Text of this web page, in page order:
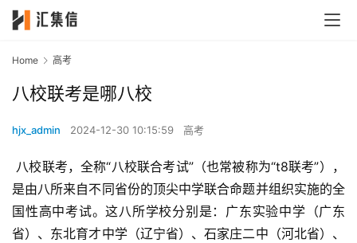
Home 高考
八校联考是哪八校
hjx_admin 2024-12-30 10:15:59 高考
是由八所来自不同省份的顶尖中学联合命题并组织实施的全
国性高中考试。这八所学校分别是：广东实验中学（广东
省）、东北育才中学（辽宁省）、石家庄二中（河北省）、